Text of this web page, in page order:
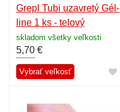
Grepl Tubi uzavretý Gél-
line 1 ks - telový
skladom všetky veľkosti
5,70 €
Vybrať veľkosť